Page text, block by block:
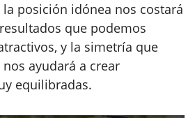
posición idónea nos costará
que podemos
y la simetría que
ayudará a crear
equilibradas.